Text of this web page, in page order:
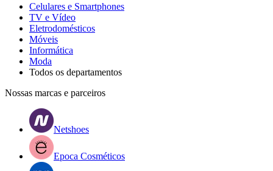
Celulares e Smartphones
TV e Vídeo
Eletrodomésticos
Móveis
Informática
Moda
Todos os departamentos
Nossas marcas e parceiros
Netshoes
Epoca Cosméticos